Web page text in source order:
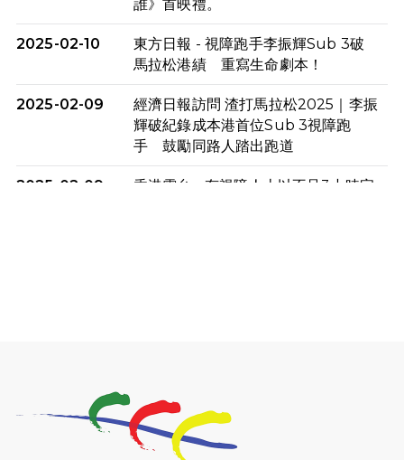
誰》首映禮。
2025-02-10
東方日報 - 視障跑手李振輝Sub 3破
馬拉松港績 重寫生命劇本！
2025-02-09
經濟日報訪問 渣打馬拉松2025｜李振
輝破紀錄成本港首位Sub 3視障跑
手 鼓勵同路人踏出跑道
2025-02-09
香港電台 - 有視障人士以不足3小時完
成就毅行壯舉
尋找跑會的故事 #23 | 猛龍長跑會 -